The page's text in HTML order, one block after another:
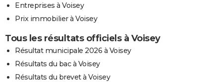
Entreprises à Voisey
Prix immobilier à Voisey
Tous les résultats officiels à Voisey
Résultat municipale 2026 à Voisey
Résultats du bac à Voisey
Résultats du brevet à Voisey